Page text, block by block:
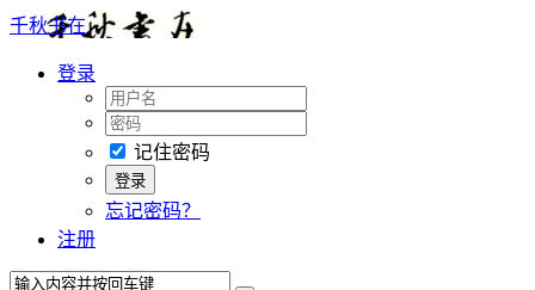
千秋书在
登录
记住密码
忘记密码？
注册